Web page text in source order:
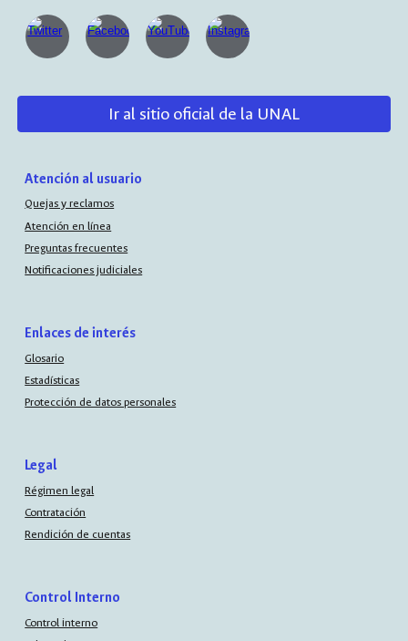
Ir al sitio oficial de la UNAL
Atención al usuario
Quejas y reclamos
Atención en línea
Preguntas frecuentes
Notificaciones judiciales
Enlaces de interés
Glosario
Estadísticas
Protección de datos personales
Legal
Régimen legal
Contratación
Rendición de cuentas
Control Interno
Control interno